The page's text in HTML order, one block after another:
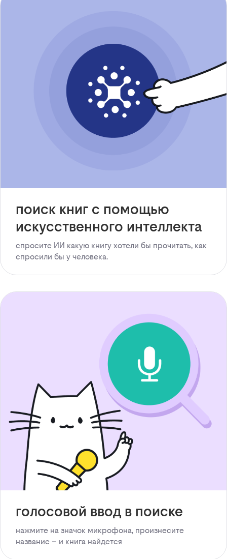
поиск книг с помощью
искусственного интеллекта
спросите ИИ какую книгу хотели бы прочитать, как
спросили бы у человека.
голосовой ввод в поиске
нажмите на значок микрофона, произнесите
название – и книга найдется